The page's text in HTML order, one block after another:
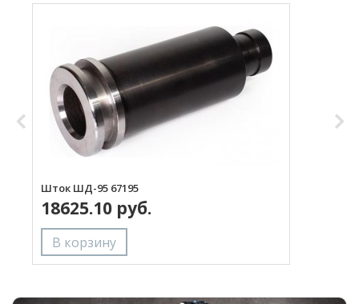
Шток ШД-95 67195
18625.10 руб.